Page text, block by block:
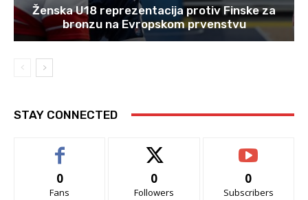
Ženska U18 reprezentacija protiv Finske za
bronzu na Evropskom prvenstvu
STAY CONNECTED
0
Fans
0
Followers
0
Subscribers